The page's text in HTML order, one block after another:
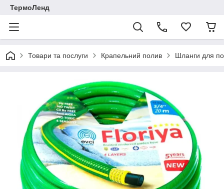
ТермоЛенд
Товари та послуги Крапельний полив Шланги для